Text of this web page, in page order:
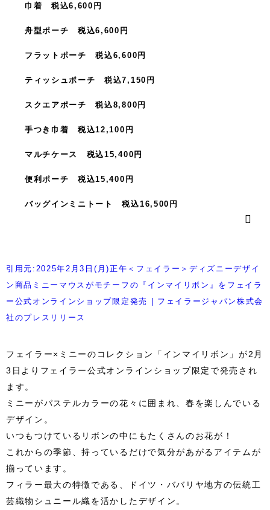
巾着 税込6,600円
舟型ポーチ 税込6,600円
フラットポーチ 税込6,600円
ティッシュポーチ 税込7,150円
スクエアポーチ 税込8,800円
手つき巾着 税込12,100円
マルチケース 税込15,400円
便利ポーチ 税込15,400円
バッグインミニトート 税込16,500円
引用元:2025年2月3日(月)正午＜フェイラー＞ディズニーデザイ
ン商品ミニーマウスがモチーフの『インマイリボン』をフェイラ
ー公式オンラインショップ限定発売 | フェイラージャパン株式会
社のプレスリリース
フェイラー×ミニーのコレクション「インマイリボン」が2月
3日よりフェイラー公式オンラインショップ限定で発売され
ます。
ミニーがパステルカラーの花々に囲まれ、春を楽しんでいる
デザイン。
いつもつけているリボンの中にもたくさんのお花が！
これからの季節、持っているだけで気分があがるアイテムが
揃っています。
フィラー最大の特徴である、ドイツ・ババリヤ地方の伝統工
芸織物シュニール織を活かしたデザイン。